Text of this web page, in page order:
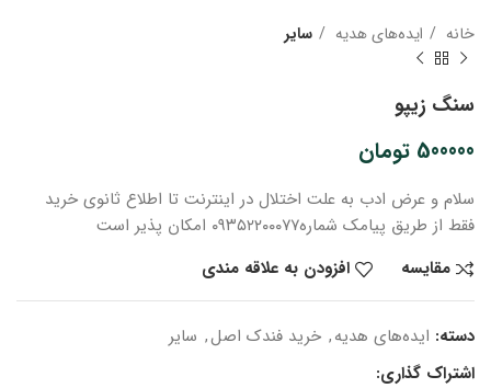
خانه ایده‌های هدیه سایر
سنگ زیپو
500000 تومان
سلام و عرض ادب به علت اختلال در اینترنت تا اطلاع ثانوی خرید
فقط از طریق پیامک شماره۰۹۳۵۲۲۰۰۰۷۷ امکان پذیر است
مقایسه
افزودن به علاقه مندی
دسته: ایده‌های هدیه, خرید فندک اصل, سایر
اشتراک گذاری: